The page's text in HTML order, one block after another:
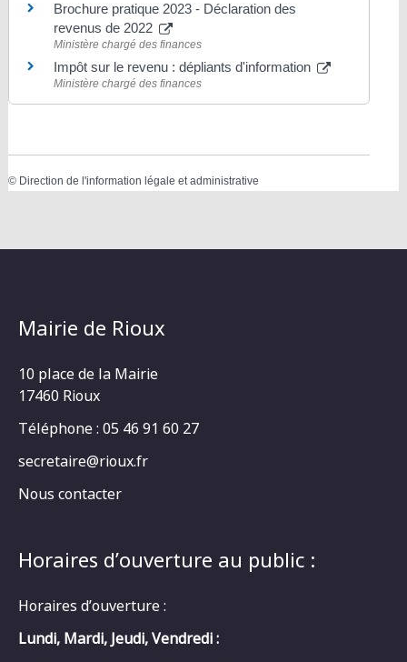
Brochure pratique 2023 - Déclaration des
revenus de 2022
Ministère chargé des finances
Impôt sur le revenu : dépliants d'information
Ministère chargé des finances
© Direction de l'information légale et administrative
Mairie de Rioux
10 place de la Mairie
17460 Rioux
Téléphone : 05 46 91 60 27
secretaire@rioux.fr
Nous contacter
Horaires d’ouverture au public :
Horaires d’ouverture :
Lundi, Mardi, Jeudi, Vendredi :